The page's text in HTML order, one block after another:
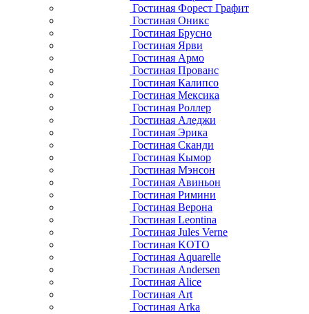
Гостиная Форест Графит
Гостиная Оникс
Гостиная Брусно
Гостиная Ярви
Гостиная Армо
Гостиная Прованс
Гостиная Калипсо
Гостиная Мексика
Гостиная Роллер
Гостиная Аледжи
Гостиная Эрика
Гостиная Сканди
Гостиная Кымор
Гостиная Мэнсон
Гостиная Авиньон
Гостиная Римини
Гостиная Верона
Гостиная Leontina
Гостиная Jules Verne
Гостиная KOTO
Гостиная Aquarelle
Гостиная Andersen
Гостиная Alice
Гостиная Art
Гостиная Arka